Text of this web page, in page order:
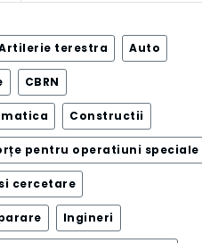
terestra Auto
CBRN
Constructii
pentru operatiuni speciale
cercetare
Ingineri